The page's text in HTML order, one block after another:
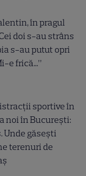
în pragul
doi s-au strâns
s-au putut opri
e frică...”
sportive în
noi în București:
Unde găsești
terenuri de